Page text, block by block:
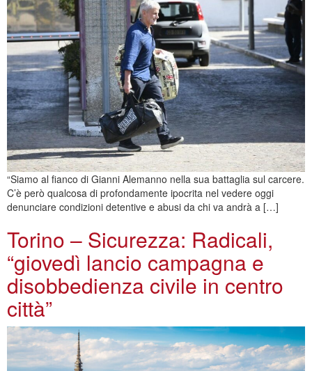
“Siamo al fianco di Gianni Alemanno nella sua battaglia sul carcere.
C’è però qualcosa di profondamente ipocrita nel vedere oggi
denunciare condizioni detentive e abusi da chi va andrà a […]
Torino – Sicurezza: Radicali,
“giovedì lancio campagna e
disobbedienza civile in centro
città”